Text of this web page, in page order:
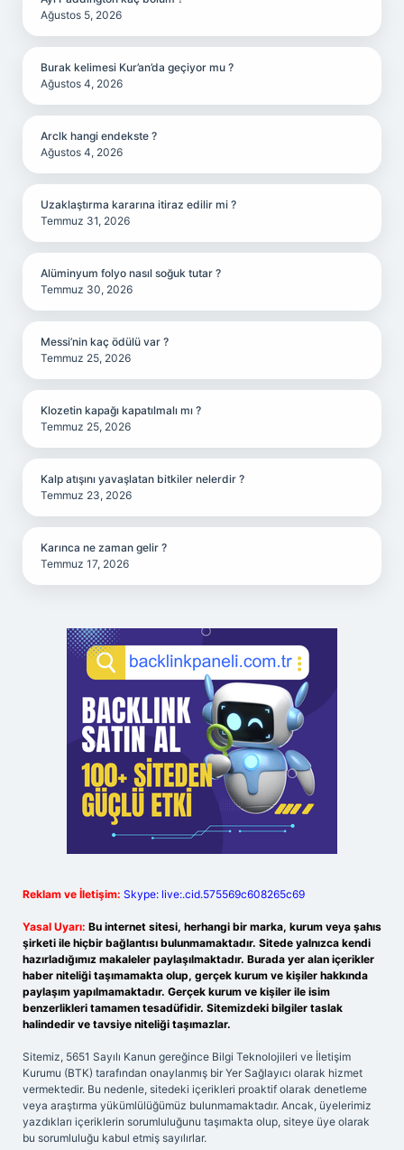
Ağustos 5, 2026
Burak kelimesi Kur’an’da geçiyor mu ?
Ağustos 4, 2026
Arclk hangi endekste ?
Ağustos 4, 2026
Uzaklaştırma kararına itiraz edilir mi ?
Temmuz 31, 2026
Alüminyum folyo nasıl soğuk tutar ?
Temmuz 30, 2026
Messi’nin kaç ödülü var ?
Temmuz 25, 2026
Klozetin kapağı kapatılmalı mı ?
Temmuz 25, 2026
Kalp atışını yavaşlatan bitkiler nelerdir ?
Temmuz 23, 2026
Karınca ne zaman gelir ?
Temmuz 17, 2026
Reklam ve İletişim: Skype: live:.cid.575569c608265c69
Yasal Uyarı: Bu internet sitesi, herhangi bir marka, kurum veya şahıs
şirketi ile hiçbir bağlantısı bulunmamaktadır. Sitede yalnızca kendi
hazırladığımız makaleler paylaşılmaktadır. Burada yer alan içerikler
haber niteliği taşımamakta olup, gerçek kurum ve kişiler hakkında
paylaşım yapılmamaktadır. Gerçek kurum ve kişiler ile isim
benzerlikleri tamamen tesadüfidir. Sitemizdeki bilgiler taslak
halindedir ve tavsiye niteliği taşımazlar.
Sitemiz, 5651 Sayılı Kanun gereğince Bilgi Teknolojileri ve İletişim
Kurumu (BTK) tarafından onaylanmış bir Yer Sağlayıcı olarak hizmet
vermektedir. Bu nedenle, sitedeki içerikleri proaktif olarak denetleme
veya araştırma yükümlülüğümüz bulunmamaktadır. Ancak, üyelerimiz
yazdıkları içeriklerin sorumluluğunu taşımakta olup, siteye üye olarak
bu sorumluluğu kabul etmiş sayılırlar.